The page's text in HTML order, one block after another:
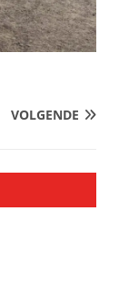
VOLGENDE